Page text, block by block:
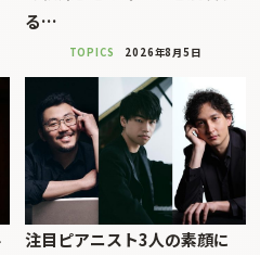
る…
TOPICS 2026年8月5日
注目ピアニスト3人の素顔に